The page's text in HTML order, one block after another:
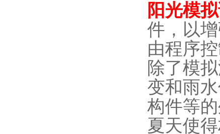
阳光模
件，以
由程序
除了模
变和雨
构件等
夏天使